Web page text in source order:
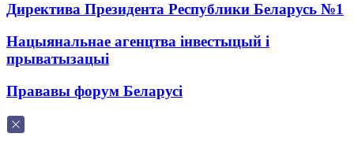
Директива Президента Республики Беларусь №1
Нацыянальнае агенцтва інвестыцый і
прыватызацыі
Прававы форум Беларусі